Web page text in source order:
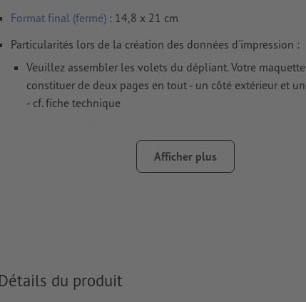
Format final (fermé) : 14,8 x 21 cm
Particularités lors de la création des données d'impression :
Veuillez assembler les volets du dépliant. Votre
constituer de deux pages en tout - un côté extérieur et
- cf. fiche technique
nous ne pouvons pas toujours veiller aux
une bordure de couleur est donc susceptible d’apparaître
Afficher plus
Détails du produit